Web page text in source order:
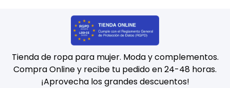
Tienda de ropa para mujer. Moda y complementos.
Compra Online y recibe tu pedido en 24-48 horas.
¡Aprovecha los grandes descuentos!